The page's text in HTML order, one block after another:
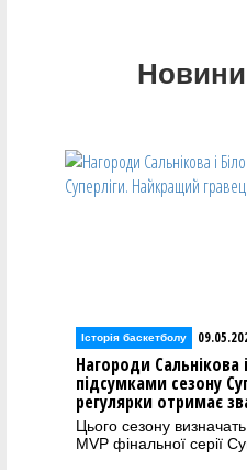
Новини
Історія баскетболу 09.05.2021
Нагороди Сальнікова і
підсумками сезону
регулярки отримає
Цього сезону визначать
MVP фінальної серії